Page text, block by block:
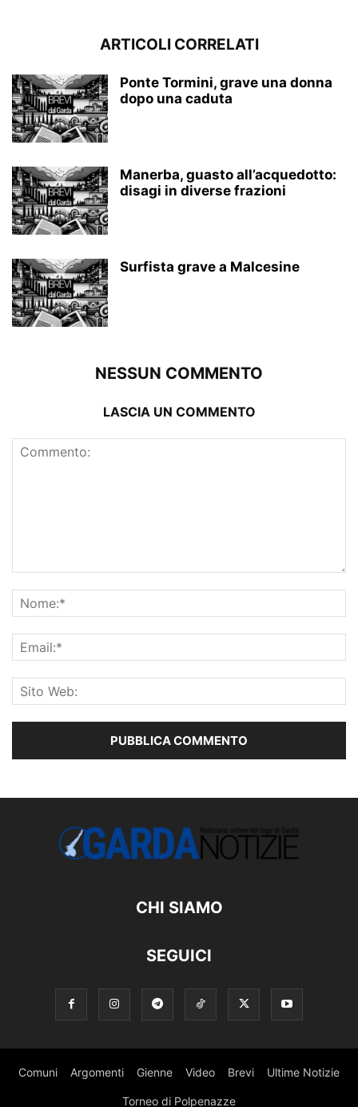
ARTICOLI CORRELATI
Ponte Tormini, grave una donna
dopo una caduta
Manerba, guasto all’acquedotto:
disagi in diverse frazioni
Surfista grave a Malcesine
NESSUN COMMENTO
LASCIA UN COMMENTO
CHI SIAMO
SEGUICI
Comuni Argomenti Gienne Video Brevi Ultime Notizie
Torneo di Polpenazze